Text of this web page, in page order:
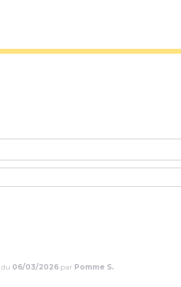
du 06/03/2026 par Pomme S.